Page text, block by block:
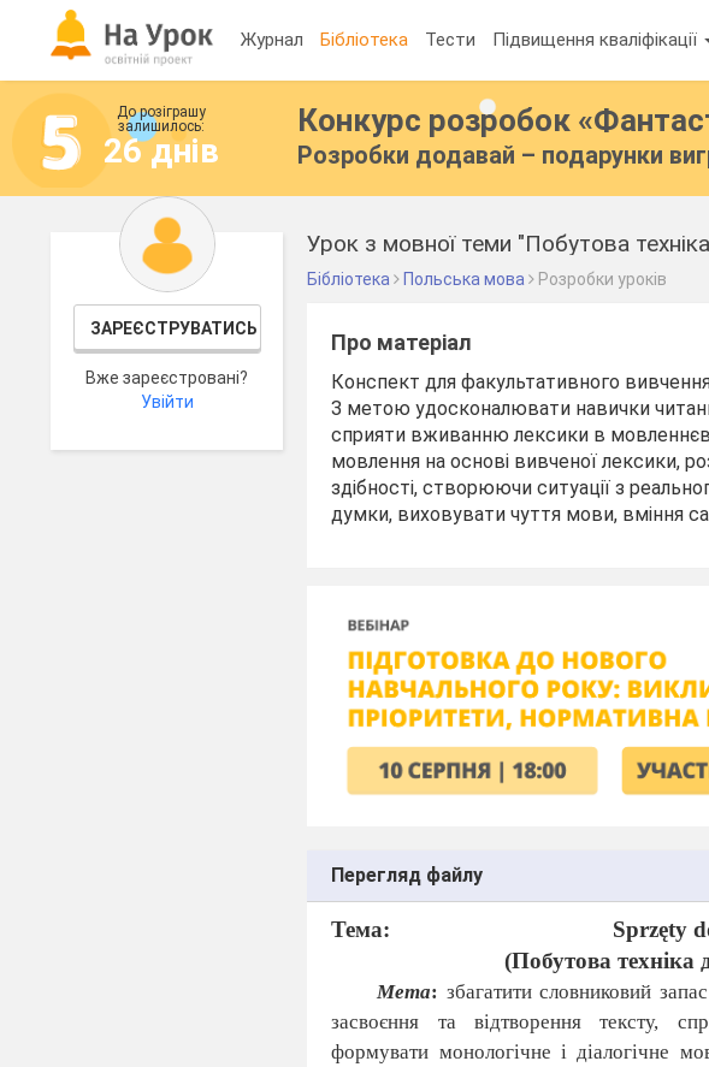
Журнал Бібліотека Тести Підвищення кваліфікації
До розіграшу
залишилось:
26 днів
Конкурс розробок
Розробки додавай – подарунки
ЗАРЕЄСТРУВАТИСЬ
Вже зареєстровані?
Увійти
Урок з мовної теми "Побутова
Бібліотека Польська мова Розробки уроків
Про матеріал
Конспект для факультативного
З метою удосконалювати навички
сприяти вживанню лексики в
мовлення на основі вивченої лексики,
здібності, створюючи ситуації з
думки, виховувати чуття мови, вміння
Перегляд файлу
Тема: Sprzęty
(Побутова техніка
Мета: збагатити словниковий
засвоєння
та відтворення тексту,
формувати монологічне і діалогічне